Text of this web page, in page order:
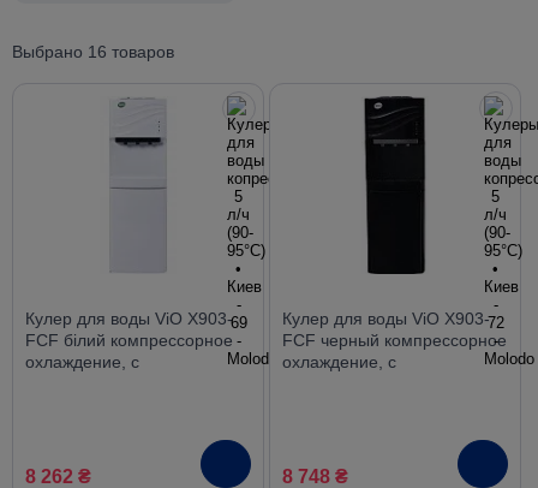
Выбрано 16 товаров
Кулер для воды ViO X903-
FCF білий компрессорное
охлаждение, с
8 262 ₴
Кулер для воды ViO X903-
FCF черный компрессорное
охлаждение, с
8 748 ₴